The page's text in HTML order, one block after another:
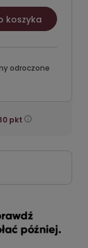
koszyka
odroczone
pkt